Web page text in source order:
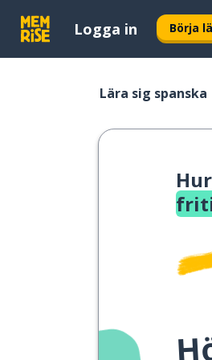
Logga in Börja
Lära sig spanska